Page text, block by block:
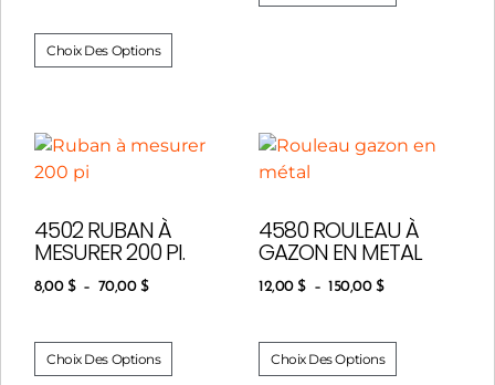
Choix Des Options
4502 RUBAN À
MESURER 200 PI.
8,00 $ – 70,00 $
Choix Des Options
4580 ROULEAU À
GAZON EN METAL
12,00$ – 150,00 $
Choix Des Options